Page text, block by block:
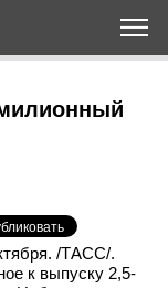
/ТАСС/.
к выпуску 2,5-